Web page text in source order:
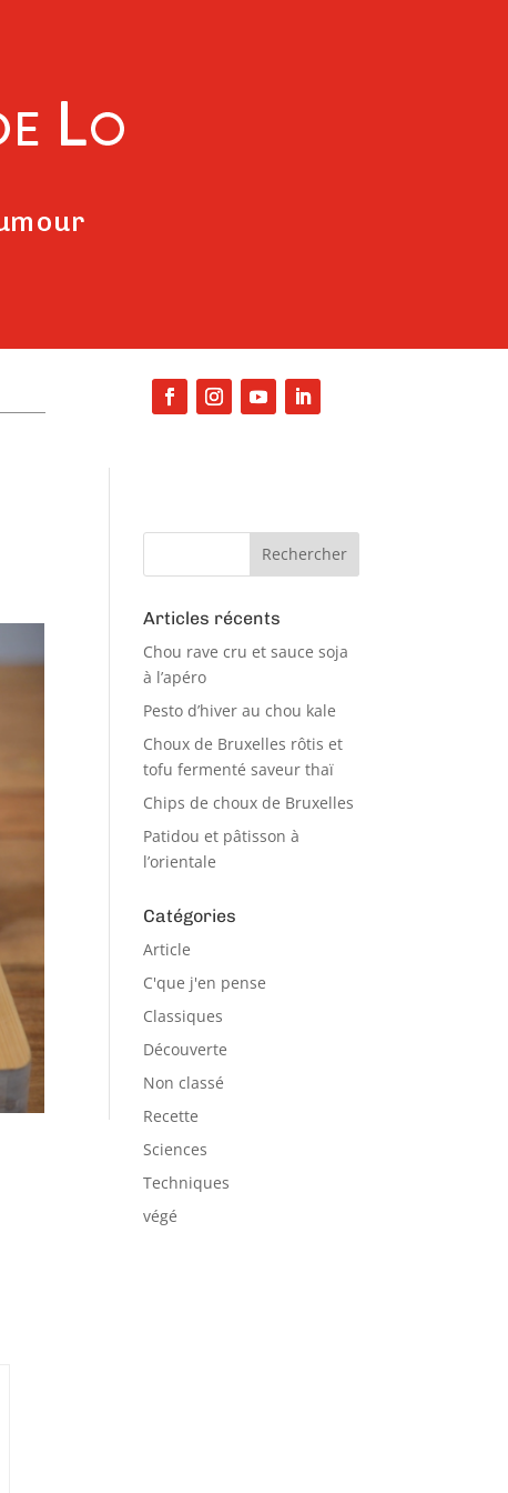
Articles récents
Chou rave cru et sauce soja
à l’apéro
Pesto d’hiver au chou kale
Choux de Bruxelles rôtis et
tofu fermenté saveur thaï
Chips de choux de Bruxelles
Patidou et pâtisson à
l’orientale
Catégories
Article
C'que j'en pense
Classiques
Découverte
Non classé
Recette
Sciences
Techniques
végé